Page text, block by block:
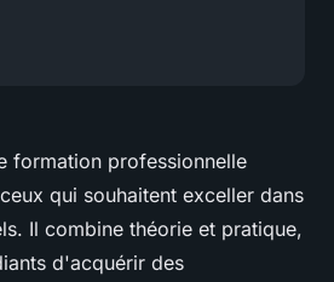
formation professionnelle
qui souhaitent exceller dans
Il combine théorie et pratique,
d'acquérir des